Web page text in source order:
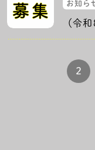
お知ら
（令
2